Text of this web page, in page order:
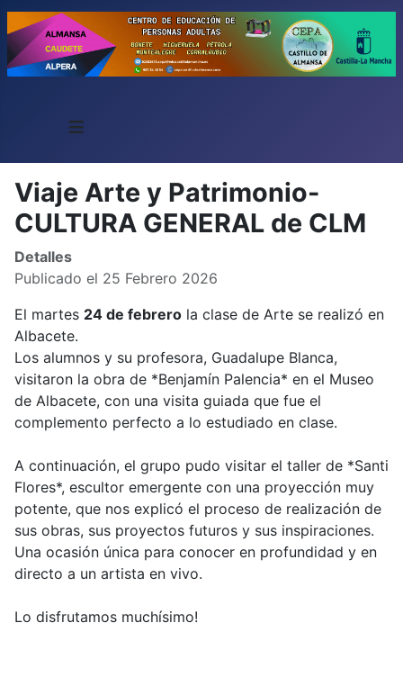
≡
Viaje Arte y Patrimonio-
CULTURA GENERAL de CLM
Detalles
Publicado el 25 Febrero 2026
El martes 24 de febrero la clase de Arte se realizó en
Albacete.
Los alumnos y su profesora, Guadalupe Blanca,
visitaron la obra de *Benjamín Palencia* en el Museo
de Albacete, con una visita guiada que fue el
complemento perfecto a lo estudiado en clase.
A continuación, el grupo pudo visitar el taller de *Santi
Flores*, escultor emergente con una proyección muy
potente, que nos explicó el proceso de realización de
sus obras, sus proyectos futuros y sus inspiraciones.
Una ocasión única para conocer en profundidad y en
directo a un artista en vivo.
Lo disfrutamos muchísimo!